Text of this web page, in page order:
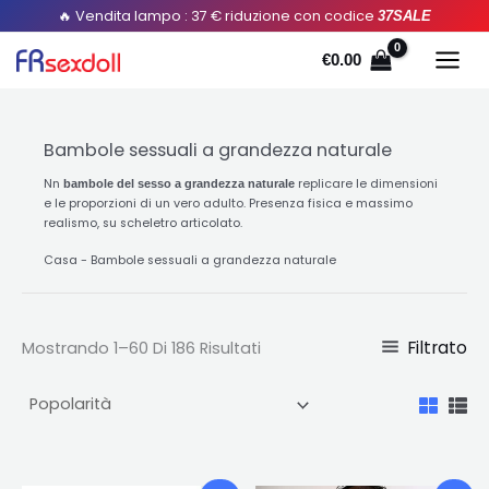
contenuto
🔥 Vendita lampo : 37 € riduzione con codice 37SALE
€0.00
Bambole sessuali a grandezza naturale
Nn bambole del sesso a grandezza naturale replicare le dimensioni
e le proporzioni di un vero adulto. Presenza fisica e massimo
realismo, su scheletro articolato.
Casa - Bambole sessuali a grandezza naturale
Mostrando 1–60 Di 186 Risultati
Ordinato
per
popolarità
Filtrato